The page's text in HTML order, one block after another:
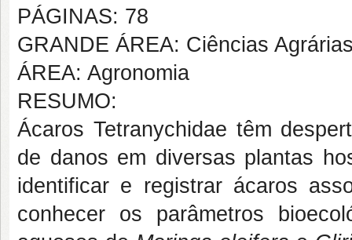
PÁGINAS: 78
GRANDE ÁREA: Ciências
ÁREA: Agronomia
RESUMO:
Ácaros Tetranychidae têm
de danos em diversas plantas
identificar e registrar ácaros
conhecer os parâmetros